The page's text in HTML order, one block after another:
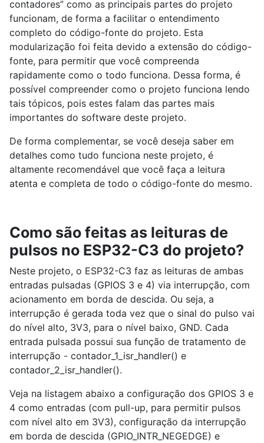
contadores” como as principais partes do projeto
funcionam, de forma a facilitar o entendimento
completo do código-fonte do projeto. Esta
modularização foi feita devido a extensão do código-
fonte, para permitir que você compreenda
rapidamente como o todo funciona. Dessa forma, é
possível compreender como o projeto funciona lendo
tais tópicos, pois estes falam das partes mais
importantes do software deste projeto.
De forma complementar, se você deseja saber em
detalhes como tudo funciona neste projeto, é
altamente recomendável que você faça a leitura
atenta e completa de todo o código-fonte do mesmo.
Como são feitas as leituras de
pulsos no ESP32-C3 do projeto?
Neste projeto, o ESP32-C3 faz as leituras de ambas
entradas pulsadas (GPIOS 3 e 4) via interrupção, com
acionamento em borda de descida. Ou seja, a
interrupção é gerada toda vez que o sinal do pulso vai
do nível alto, 3V3, para o nível baixo, GND. Cada
entrada pulsada possui sua função de tratamento de
interrupção - contador_1_isr_handler() e
contador_2_isr_handler().
Veja na listagem abaixo a configuração dos GPIOS 3 e
4 como entradas (com pull-up, para permitir pulsos
com nível alto em 3V3), configuração da interrupção
em borda de descida (GPIO_INTR_NEGEDGE) e